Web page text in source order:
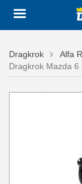
Dragkrok
Alfa
Dragkrok Mazda 6